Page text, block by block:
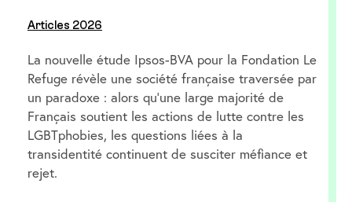
Articles 2026
La nouvelle étude Ipsos-BVA pour la Fondation Le
Refuge révèle une société française traversée par
un paradoxe : alors qu’une large majorité de
Français soutient les actions de lutte contre les
LGBTphobies, les questions liées à la
transidentité continuent de susciter méfiance et
rejet.